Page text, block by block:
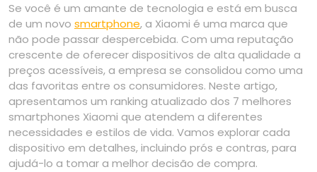
Se você é um amante de tecnologia e está em busca
de um novo smartphone, a Xiaomi é uma marca que
não pode passar despercebida. Com uma reputação
crescente de oferecer dispositivos de alta qualidade a
preços acessíveis, a empresa se consolidou como uma
das favoritas entre os consumidores. Neste artigo,
apresentamos um ranking atualizado dos 7 melhores
smartphones Xiaomi que atendem a diferentes
necessidades e estilos de vida. Vamos explorar cada
dispositivo em detalhes, incluindo prós e contras, para
ajudá-lo a tomar a melhor decisão de compra.